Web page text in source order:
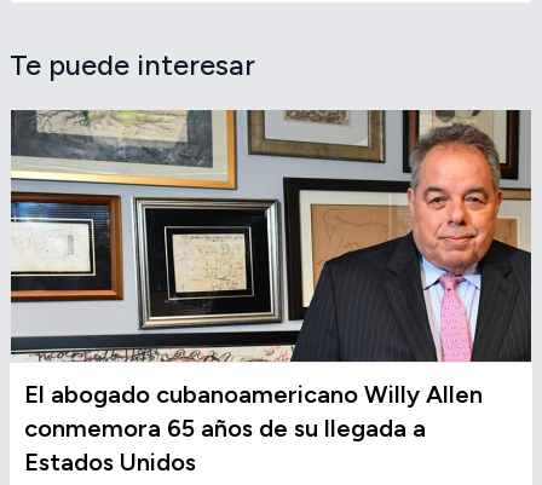
Te puede interesar
El abogado cubanoamericano Willy Allen
conmemora 65 años de su llegada a
Estados Unidos